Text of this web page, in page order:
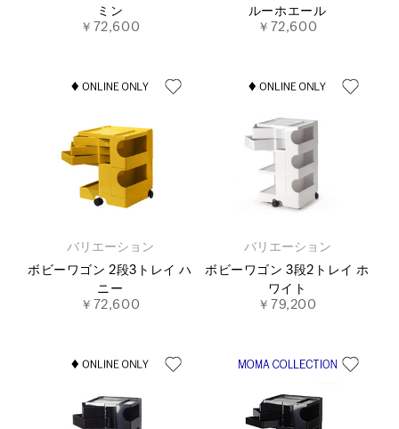
ミン
￥72,600
ルーホエール
￥72,600
バリエーション
ボビーワゴン 2段3トレイ ハ
ニー
￥72,600
バリエーション
ボビーワゴン 3段2トレイ ホ
ワイト
￥79,200